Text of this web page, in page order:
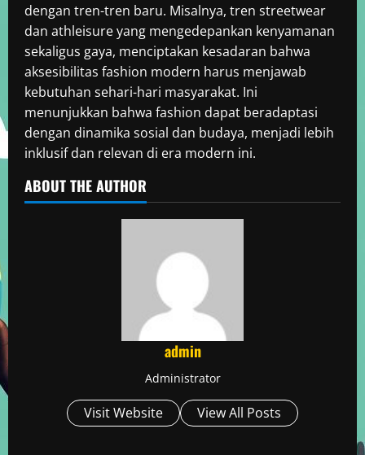
dengan tren-tren baru. Misalnya, tren streetwear
dan athleisure yang mengedepankan kenyamanan
sekaligus gaya, menciptakan kesadaran bahwa
aksesibilitas fashion modern harus menjawab
kebutuhan sehari-hari masyarakat. Ini
menunjukkan bahwa fashion dapat beradaptasi
dengan dinamika sosial dan budaya, menjadi lebih
inklusif dan relevan di era modern ini.
ABOUT THE AUTHOR
admin
Administrator
Visit Website View All Posts